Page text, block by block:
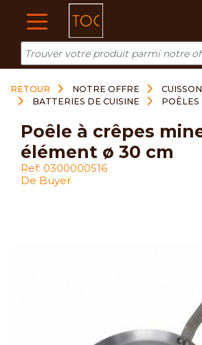
RETOUR NOTRE OFFRE
CUISSON
BATTERIES DE CUISINE
POÊLES
poêle à crêpes mineral b
élément ø 30 cm
Ref: 0300000516
De Buyer
Cookies management panel